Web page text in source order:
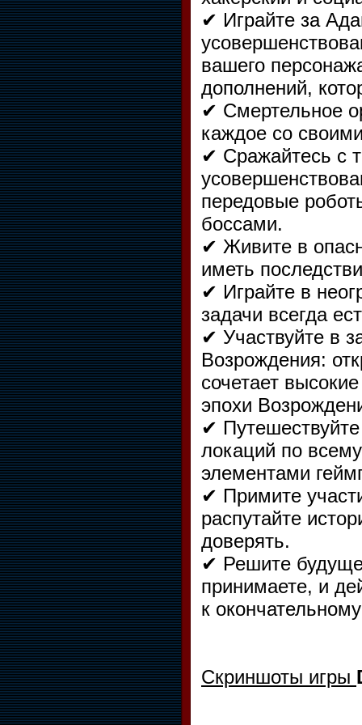
✔ Играйте за
вашего
дополнений,
✔ Смертельное
каждое со
✔ Сражайтесь с
передовые
боссами.
✔ Живите в
иметь
✔ Играйте в
задачи всегда
✔ Участвуйте в
Возрождения:
сочетает
эпохи
✔
локаций по
элементами
✔ Примите
распутайте
доверять.
✔ Решите
принимаете, и
к
Скриншоты игры